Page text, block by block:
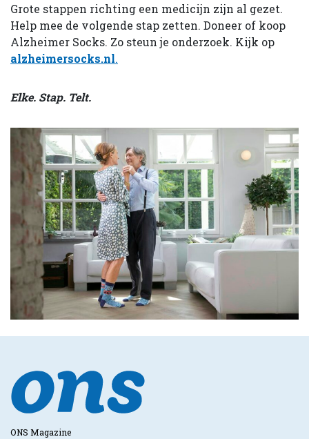
Grote stappen richting een medicijn zijn al gezet.
Help mee de volgende stap zetten. Doneer of koop
Alzheimer Socks. Zo steun je onderzoek. Kijk op
alzheimersocks.nl.
Elke. Stap. Telt.
ONS Magazine